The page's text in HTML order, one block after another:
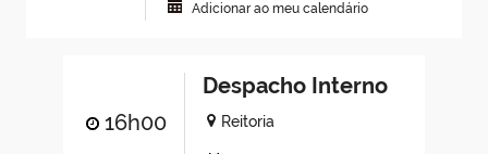
Adicionar ao meu calendário
16h00
Despacho Interno
Reitoria